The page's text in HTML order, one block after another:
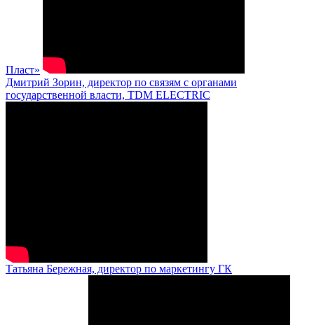
Пласт»
Дмитрий Зорин, директор по связям с органами
государственной власти, TDM ELECTRIC
Татьяна Бережная, директор по маркетингу ГК